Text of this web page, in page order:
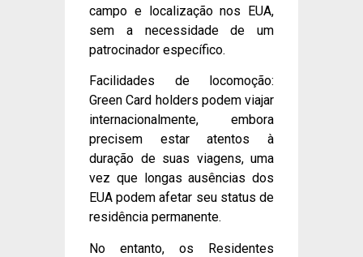
campo e localização nos EUA,
sem a necessidade de um
patrocinador específico.
Facilidades de locomoção:
Green Card holders podem viajar
internacionalmente, embora
precisem estar atentos à
duração de suas viagens, uma
vez que longas ausências dos
EUA podem afetar seu status de
residência permanente.
No entanto, os Residentes